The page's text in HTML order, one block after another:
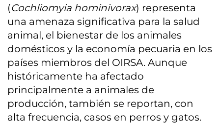
(Cochliomyia hominivorax) representa
una amenaza significativa para la salud
animal, el bienestar de los animales
domésticos y la economía pecuaria en los
países miembros del OIRSA. Aunque
históricamente ha afectado
principalmente a animales de
producción, también se reportan, con
alta frecuencia, casos en perros y gatos.